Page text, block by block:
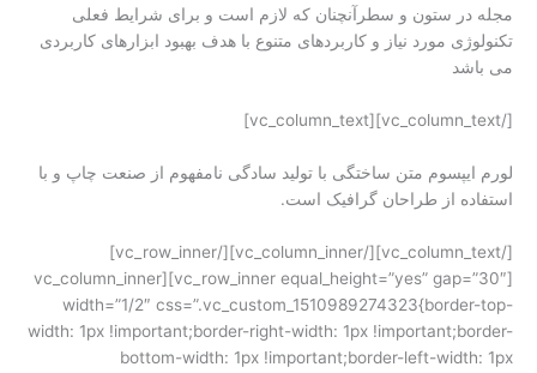
مجله در ستون و سطرآنچنان که لازم است و برای شرایط فعلی
تکنولوژی مورد نیاز و کاربردهای متنوع با هدف بهبود ابزارهای کاربردی
می باشد
[/vc_column_text][vc_column_text]
لورم ایپسوم متن ساختگی با تولید سادگی نامفهوم از صنعت چاپ و با
استفاده از طراحان گرافیک است.
[/vc_column_text][/vc_column_inner][/vc_row_inner]
[vc_row_inner equal_height=”yes” gap=”30″][vc_column_inner
width=”1/2″ css=”.vc_custom_1510989274323{border-top-
width: 1px !important;border-right-width: 1px !important;border-
bottom-width: 1px !important;border-left-width: 1px